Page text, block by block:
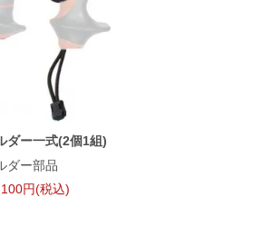
ダー一式(2個1組)
ダー部品
円(税込)